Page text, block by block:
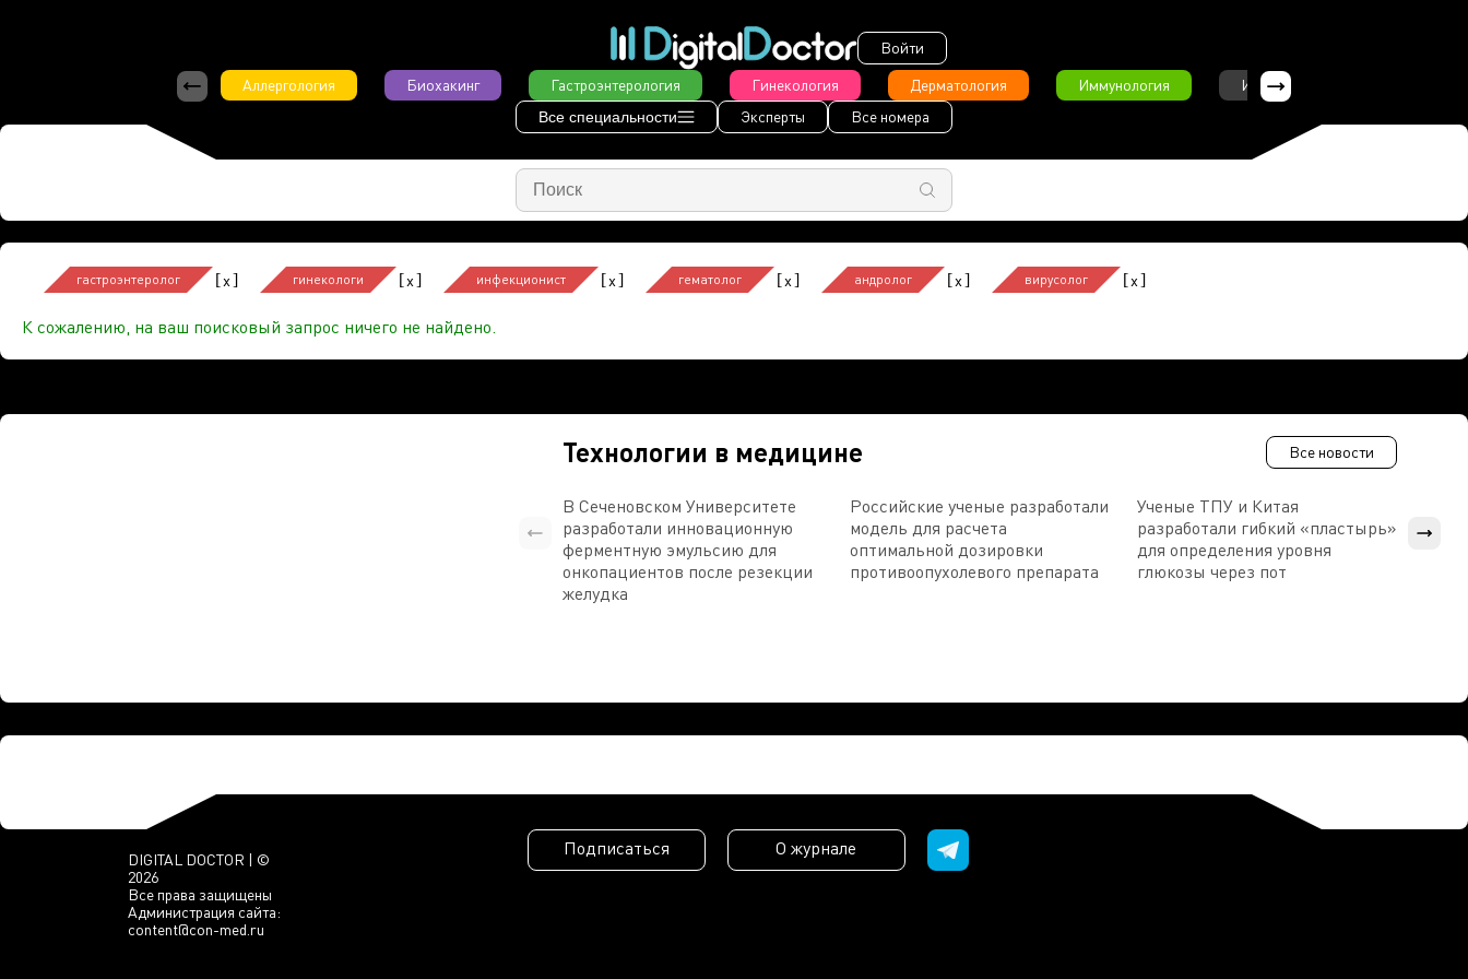
Войти
Аллергология
Биохакинг Гастроэнтерология Гинекология Дерматология Иммунология Интервью
Все специальности Эксперты Все номера
гастроэнтеролог [x] гинекологи [x] инфекционист [x] гематолог [x] андролог [x] вирусолог [x]
К сожалению, на ваш поисковый запрос ничего не найдено.
Технологии в медицине Все новости
В Сеченовском Университете
разработали инновационную
ферментную эмульсию для
онкопациентов после резекции
желудка
Российские ученые разработали
модель для расчета
оптимальной дозировки
противоопухолевого препарата
Ученые ТПУ и Китая
разработали гибкий «пластырь»
для определения уровня
глюкозы через пот
DIGITAL DOCTOR | ©
2026
Все права защищены
Администрация сайта:
content@con-med.ru
Подписаться О журнале